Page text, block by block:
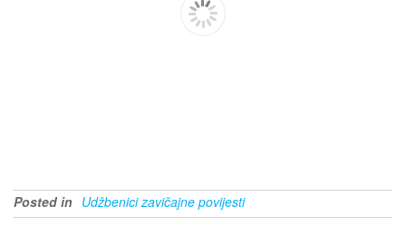
Posted in Udžbenici zavičajne povijesti